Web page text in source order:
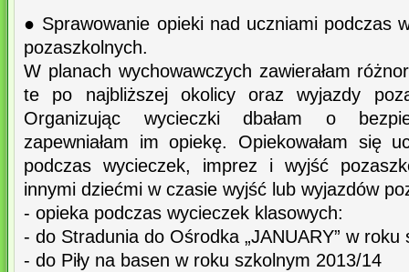
● Sprawowanie opieki nad uczniami podczas
pozaszkolnych.
W planach wychowawczych zawierałam
te po najbliższej okolicy oraz wyjazdy
Organizując wycieczki dbałam o
zapewniałam im opiekę. Opiekowałam się
podczas wycieczek, imprez i wyjść
innymi dziećmi w czasie wyjść lub wyjazdów
- opieka podczas wycieczek klasowych:
- do Stradunia do Ośrodka „JANUARY” w
- do Piły na basen w roku szkolnym 2013/14